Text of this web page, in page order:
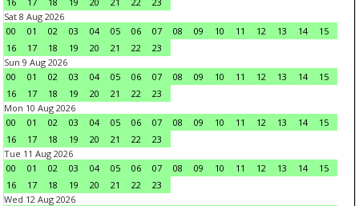
Sat 8 Aug 2026
00
01 02 03 04 05 06 07 08 09 10 11 12 13 14
15
16
17 18 19 20 21 22
23
Sun 9 Aug 2026
00
01 02 03 04 05 06 07 08 09 10 11 12 13 14
15
16
17 18 19 20 21 22
23
Mon 10 Aug 2026
00
01 02 03 04 05 06 07 08 09 10 11 12 13 14
15
16
17 18 19 20 21 22
23
Tue 11 Aug 2026
00
01 02 03 04 05 06 07 08 09 10 11 12 13 14
15
16
17 18 19 20 21 22
23
Wed 12 Aug 2026